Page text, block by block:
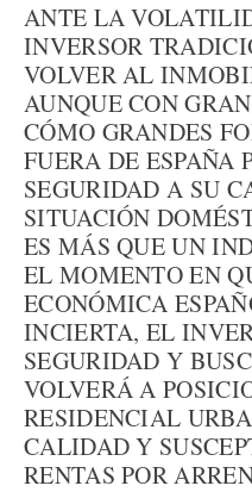
ANTE LA
INVERSOR
VOLVER AL
AUNQUE CON
CÓMO GRANDES
FUERA DE ESPAÑA
SEGURIDAD A SU
SITUACIÓN
ES MÁS QUE UN
EL MOMENTO EN
ECONÓMICA
INCIERTA, EL
SEGURIDAD Y
VOLVERÁ A
RESIDENCIAL
CALIDAD Y
RENTAS POR